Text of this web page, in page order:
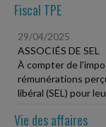
Fiscal TPE
29/04/2025
ASSOCIÉS DE SEL
À compter de
rémunérations
libéral (SEL) pour
Vie des affaires